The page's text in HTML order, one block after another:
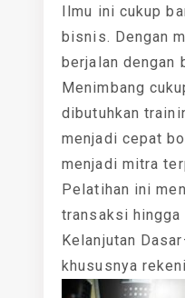
Ilmu ini cukup
bisnis. Dengan
berjalan dengan
Menimbang
dibutuhkan
menjadi cepat
menjadi mitra
Pelatihan ini
transaksi hingga
Kelanjutan
khususnya